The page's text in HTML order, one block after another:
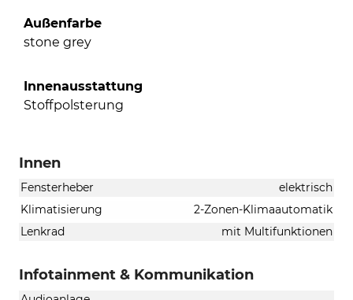
Außenfarbe
stone grey
Innenausstattung
Stoffpolsterung
Innen
Fensterheber
elektrisch
Klimatisierung
2-Zonen-Klimaautomatik
Lenkrad
mit Multifunktionen
Infotainment & Kommunikation